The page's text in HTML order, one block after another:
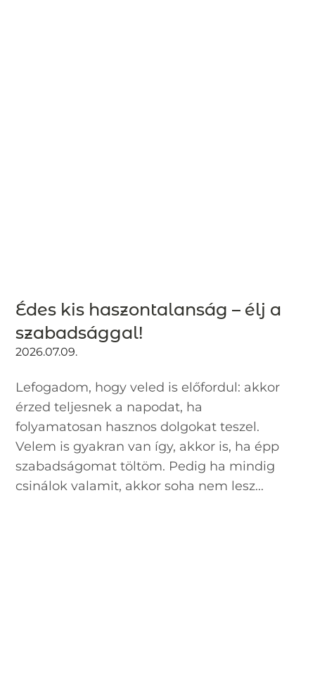
Édes kis haszontalanság – élj a
szabadsággal!
2026.07.09.
Lefogadom, hogy veled is előfordul: akkor
érzed teljesnek a napodat, ha
folyamatosan hasznos dolgokat teszel.
Velem is gyakran van így, akkor is, ha épp
szabadságomat töltöm. Pedig ha mindig
csinálok valamit, akkor soha nem lesz...